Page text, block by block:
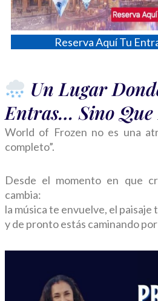
Reserva Aquí Tu
Un Lugar
Entras… Sino Que
World of Frozen no es una
completo”.
Desde el momento en que
cambia:
la música te envuelve, el paisaje
y de pronto estás caminando